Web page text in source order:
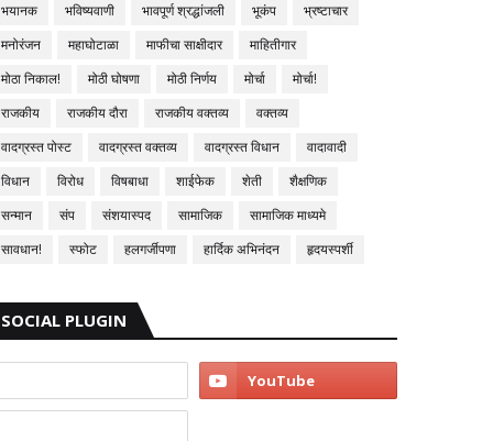
भयानक
भविष्यवाणी भावपूर्ण श्रद्धांजली भूकंप
भ्रष्टाचार
मनोरंजन
महाघोटाळा माफीचा साक्षीदार
माहितीगार
मोठा निकाल!
मोठी घोषणा मोठी निर्णय मोर्चा
मोर्चा!
राजकीय
राजकीय दौरा राजकीय वक्तव्य
वक्तव्य
वादग्रस्त पोस्ट
वादग्रस्त वक्तव्य वादग्रस्त विधान
वादावादी
विधान
विरोध विषबाधा शाईफेक शेती
शैक्षणिक
सन्मान
संप संशयास्पद सामाजिक
सामाजिक माध्यमे
सावधान!
स्फोट हलगर्जीपणा हार्दिक अभिनंदन हृदयस्पर्शी
SOCIAL PLUGIN